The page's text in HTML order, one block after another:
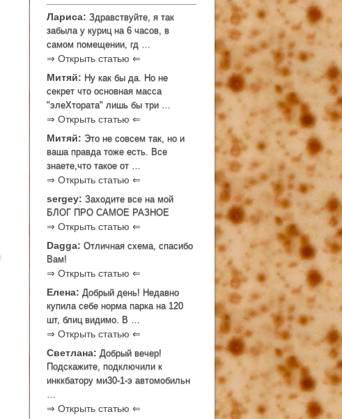
Лариса: Здравствуйте, я так
забыла у куриц на 6 часов, в
самом помещении, гд …
⇒ Открыть статью ⇐
Митяй: Ну как бы да. Но не
секрет что основная масса
"элеХтората" лишь бы три …
⇒ Открыть статью ⇐
Митяй: Это не совсем так, но и
ваша правда тоже есть. Все
знаете,что такое от …
⇒ Открыть статью ⇐
sergey: Заходите все на мой
БЛОГ ПРО САМОЕ РАЗНОЕ
⇒ Открыть статью ⇐
Dagga: Отличная схема, спасибо
Вам!
⇒ Открыть статью ⇐
Елена: Добрый день! Недавно
купила себе норма парка на 120
шт, блиц видимо. В …
⇒ Открыть статью ⇐
Светлана: Добрый вечер!
Подскажите, подключили к
инккбатору ми30-1-э автомобильн
…
⇒ Открыть статью ⇐